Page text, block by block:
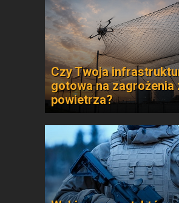
Czy Twoja
gotowa na zagrożenia
powietrza?